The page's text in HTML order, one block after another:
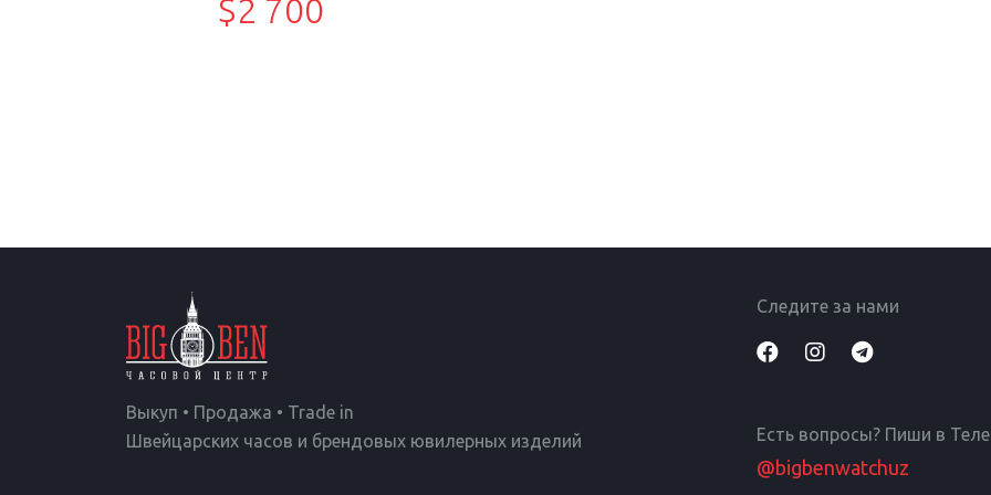
$2 700
Выкуп • Продажа • Trade in
Швейцарских часов и брендовых ювилерных изделий
Следите за нами
Есть вопросы? Пиши в
@bigbenwatchuz